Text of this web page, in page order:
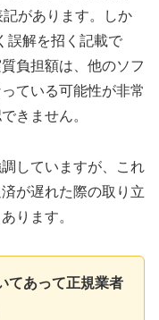
があります。しか
誤解を招く記載で
負担額は、他のソフ
ている可能性が非常
きません。
していますが、これ
が遅れた際の取り立
ります。
てあって正規業者